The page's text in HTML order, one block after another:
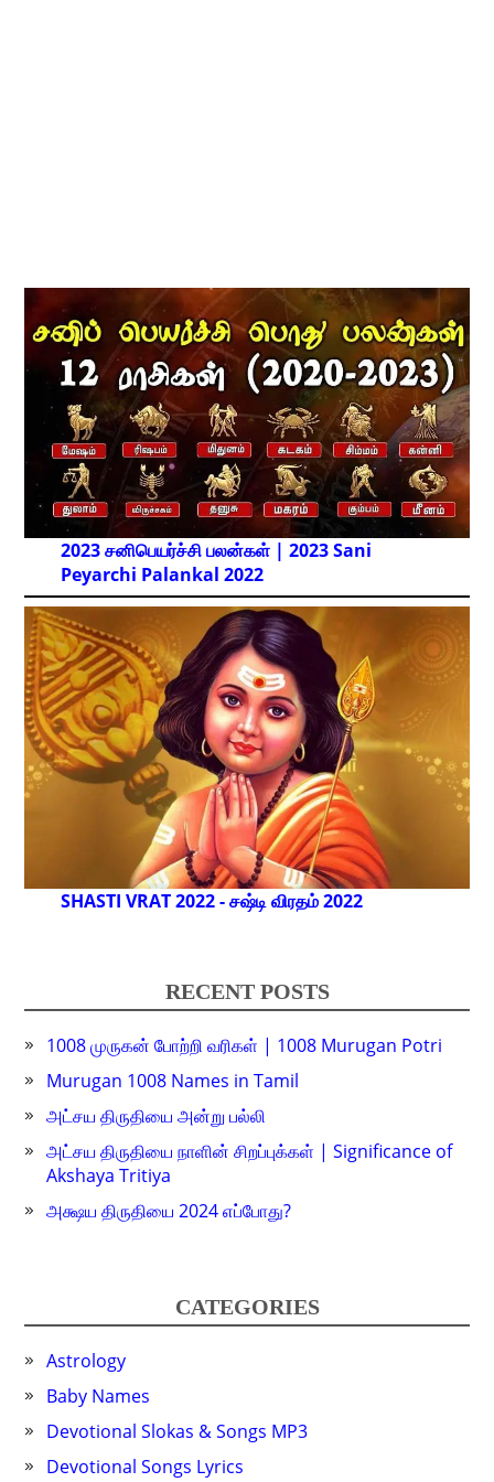
2023 சனிபெயர்ச்சி பலன்கள் | 2023 Sani
Peyarchi Palankal 2022
SHASTI VRAT 2022 - சஷ்டி விரதம் 2022
RECENT POSTS
1008 முருகன் போற்றி வரிகள் | 1008 Murugan Potri
Murugan 1008 Names in Tamil
அட்சய திருதியை அன்று பல்லி
அட்சய திருதியை நாளின் சிறப்புக்கள் | Significance of
Akshaya Tritiya
அக்ஷய திருதியை 2024 எப்போது?
CATEGORIES
Astrology
Baby Names
Devotional Slokas & Songs MP3
Devotional Songs Lyrics